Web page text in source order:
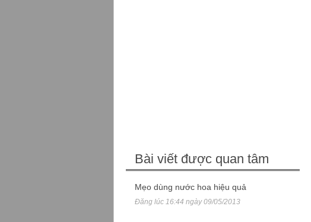
Bài viết được quan tâm
Mẹo dùng nước hoa hiệu quả
Đăng lúc 16:44 ngày 09/05/2013